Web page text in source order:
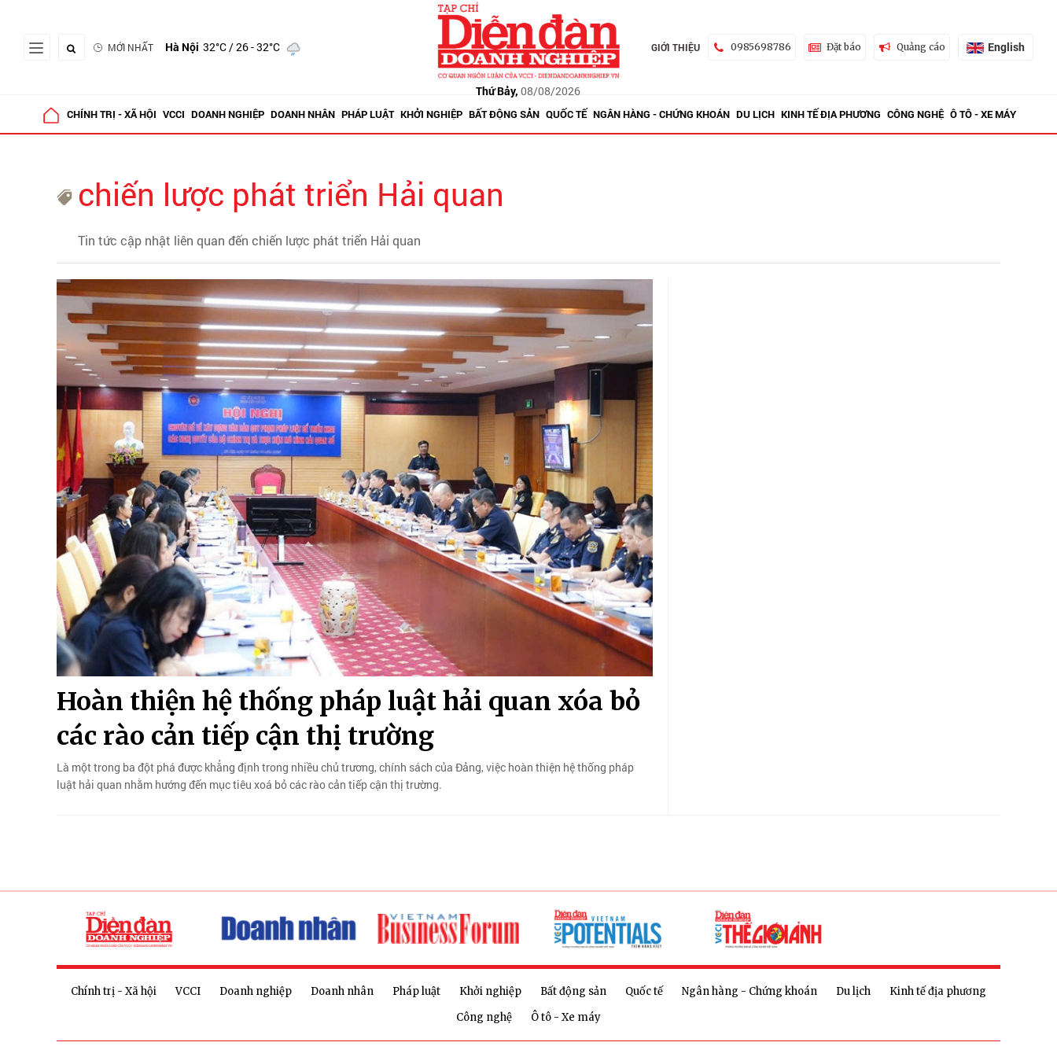
MỚI NHẤT Hà Nội 32°C/ 26 - 32°C
Thứ Bảy, 08/08/2026
GIỚI THIỆU 0985698786 Đặt báo Quảng cáo English
CHÍNH TRỊ - XÃ HỘI VCCI DOANH NGHIỆP DOANH NHÂN PHÁP LUẬT KHỞI NGHIỆP BẤT ĐỘNG SẢN QUỐC TẾ NGÂN HÀNG - CHỨNG KHOÁN DU LỊCH KINH TẾ ĐỊA PHƯƠNG CÔNG NGHỆ Ô TÔ - XE MÁY
chiến lược phát triển Hải quan
Tin tức cập nhật liên quan đến chiến lược phát triển Hải quan
Hoàn thiện hệ thống pháp luật hải quan xóa bỏ
các rào cản tiếp cận thị trường
Là một trong ba đột phá được khẳng định trong nhiều chủ trương, chính sách của Đảng, việc hoàn thiện hệ thống pháp
luật hải quan nhằm hướng đến mục tiêu xoá bỏ các rào cản tiếp cận thị trường.
Chính trị - Xã hội VCCI Doanh nghiệp Doanh nhân Pháp luật Khởi nghiệp Bất động sản Quốc tế Ngân hàng - Chứng khoán Du lịch
Kinh tế địa phương
Công nghệ
Ô tô - Xe máy